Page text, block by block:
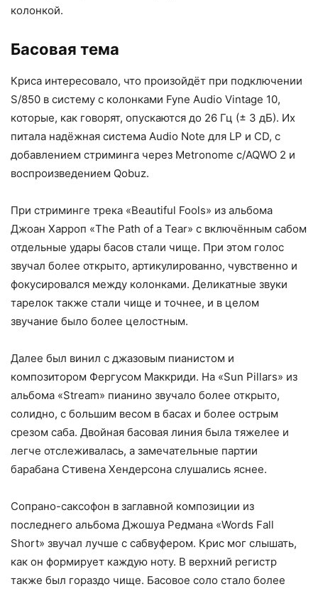
колонкой.
Басовая тема
Криса интересовало, что произойдёт при подключении
S/850 в систему с колонками Fyne Audio Vintage 10,
которые, как говорят, опускаются до 26 Гц (± 3 дБ). Их
питала надёжная система Audio Note для LP и CD, с
добавлением стриминга через Metronome c/AQWO 2 и
воспроизведением Qobuz.
При стриминге трека «Beautiful Fools» из альбома
Джоан Харроп «The Path of a Tear» с включённым сабом
отдельные удары басов стали чище. При этом голос
звучал более открыто, артикулированно, чувственно и
фокусировался между колонками. Деликатные звуки
тарелок также стали чище и точнее, и в целом
звучание было более целостным.
Далее был винил с джазовым пианистом и
композитором Фергусом Маккриди. На «Sun Pillars» из
альбома «Stream» пианино звучало более открыто,
солидно, с большим весом в басах и более острым
срезом саба. Двойная басовая линия была тяжелее и
легче отслеживалась, а замечательные партии
барабана Стивена Хендерсона слушались яснее.
Сопрано-саксофон в заглавной композиции из
последнего альбома Джошуа Редмана «Words Fall
Short» звучал лучше с сабвуфером. Крис мог слышать,
как он формирует каждую ноту. В верхний регистр
также был гораздо чище. Басовое соло стало более